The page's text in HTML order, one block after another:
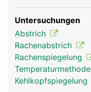
Untersuchungen
Abstrich
Rachenabstrich
Rachenspiegelung
Temperaturmethode
Kehlkopfspiegelung